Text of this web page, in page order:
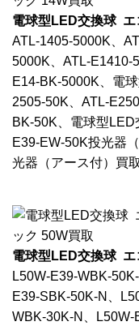
電球型LED交換球 エ
ATL-1405-5000K、
5000K、ATL-E1410-
E14-BK-5000K、電
2505-50K、ATL-
BK-50K、電球型
E39-EW-50K投光器
光器（アース付）買
電球型LED交換球 エ
L50W-E39-WBK-
E39-SBK-50K-N、
WBK-30K-N、